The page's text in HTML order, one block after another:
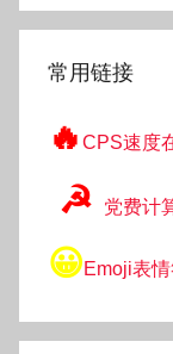
常用链接
🔥 CPS速度
☭ 党费计
😀Emoji表